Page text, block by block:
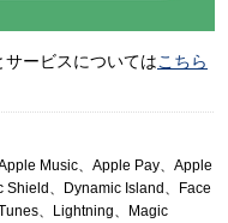
ービスについてはこちら
Music、Apple Pay、Apple
Shield、Dynamic Island、Face
、Lightning、Magic